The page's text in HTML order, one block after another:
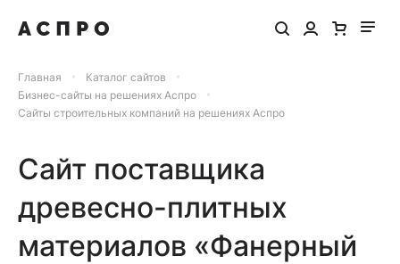
Главная
Каталог сайтов
Бизнес-сайты на решениях Аспро
Сайты строительных компаний на решениях Аспро
Сайт поставщика
древесно-плитных
материалов «Фанерный